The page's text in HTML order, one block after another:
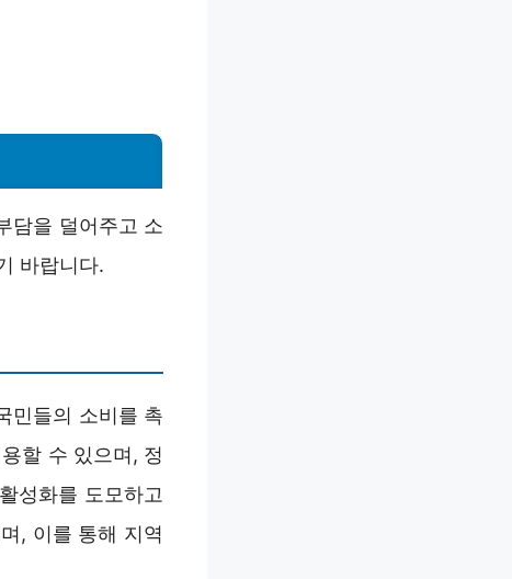
담을 덜어주고 소
바랍니다.
민들의 소비를 촉
할 수 있으며, 정
성화를 도모하고
, 이를 통해 지역